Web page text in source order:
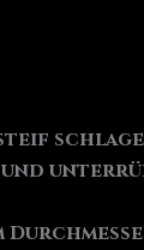
steif